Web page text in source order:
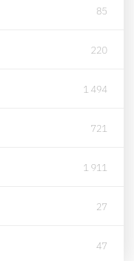
85
220
1 494
721
1 911
27
47